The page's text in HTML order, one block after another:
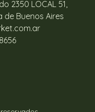
2350 LOCAL 51,
de Buenos Aires